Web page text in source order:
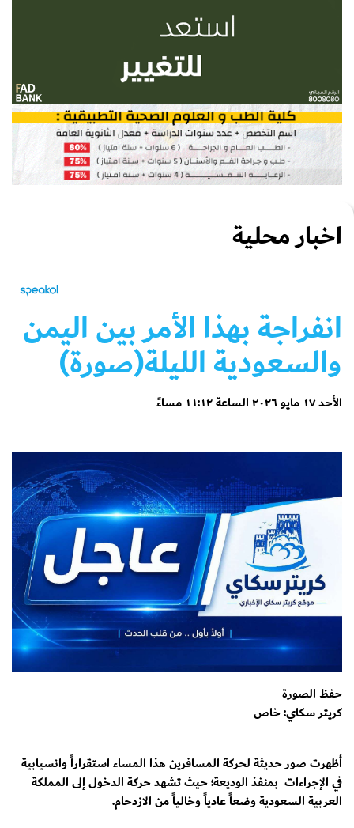
اخبار محلية
انفراجة بهذا الأمر بين اليمن
والسعودية الليلة(صورة)
الأحد ١٧ مايو ٢٠٢٦ الساعة ١١:١٢ مساءً
حفظ الصورة
كريتر سكاي: خاص
أظهرت صور حديثة لحركة المسافرين هذا المساء استقراراً وانسيابية
في الإجراءات بمنفذ الوديعة؛ حيث تشهد حركة الدخول إلى المملكة
العربية السعودية وضعاً عادياً وخالياً من الازدحام.